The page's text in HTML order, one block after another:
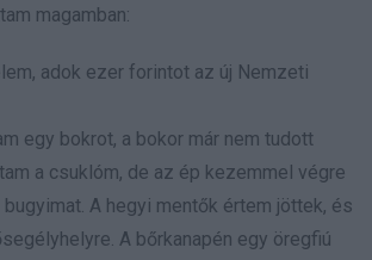
magamban:
adok ezer forintot az új Nemzeti
egy bokrot, a bokor már nem tudott
a csuklóm, de az ép kezemmel végre
A hegyi mentők értem jöttek, és
A bőrkanapén egy öregfiú